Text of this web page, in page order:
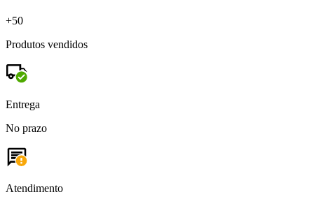
+50
Produtos vendidos
Entrega
No prazo
Atendimento